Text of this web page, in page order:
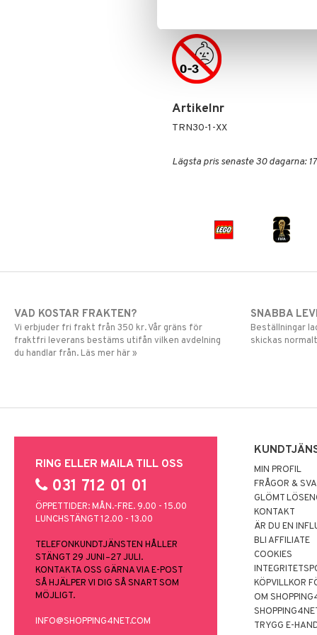
Artikelnr
TRN30-1-XX
Lägsta pris senaste 30 dagarna:
VAD KOSTAR FRAKTEN?
Vi erbjuder fri frakt från 350 kr. Vår gräns för
fraktfri leverans bestäms utifån vilken avdelning
du handlar från. Läs mer här »
SNABBA
Beställningar
skickas
RING ELLER MAILA TILL OSS
031 712 01 01
ÖPPETTIDER: MÅN.-FRE. 9.00 - 15.00
LUNCHSTÄNGT 12.00 - 13.00
TELEFONKUNDTJÄNSTEN HÅLLER
STÄNGT 29 JUNI–27 JULI.
KONTAKTA OSS GÄRNA VIA E-POST
SÅ HJÄLPER VI DIG SÅ SNART SOM
MÖJLIGT.
INFO@SHOPPING4NET.COM
MIN PROFIL
FRÅGOR &
GLÖMT
KONTAKT
ÄR DU EN
BLI AFFILIATE
COOKIES
KÖPVILLKOR
OM
TRYGG E-